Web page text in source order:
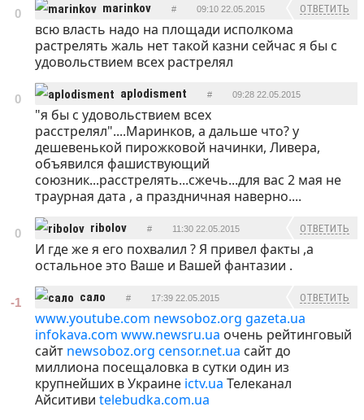
0 marinkov # 09:10 22.05.2015 ОТВЕТИТЬ
всю власть надо на площади исполкома
растрелять жаль нет такой казни сейчас я бы с
удовольствием всех растрелял
0 aplodisment # 09:28 22.05.2015
"я бы с удовольствием всех
расстрелял"....Маринков, а дальше что? у
дешевенькой пирожковой начинки, Ливера,
объявился фашиствующий
союзник...расстрелять...сжечь...для вас 2 мая не
траурная дата , а праздничная наверно....
0 ribolov # 11:30 22.05.2015 ОТВЕТИТЬ
И где же я его похвалил ? Я привел факты ,а
остальное это Ваше и Вашей фантазии .
-1 сало # 17:39 22.05.2015 ОТВЕТИТЬ
www.youtube.com newsoboz.org gazeta.ua
infokava.com www.newsru.ua очень рейтинговый
сайт newsoboz.org censor.net.ua сайт до
миллиона посещаловка в сутки один из
крупнейших в Украине ictv.ua Телеканал
Айситиви telebudka.com.ua